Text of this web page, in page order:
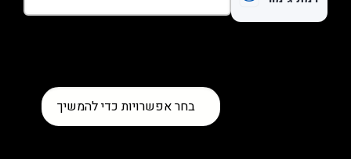
בחר אפשרויות כדי להמשיך